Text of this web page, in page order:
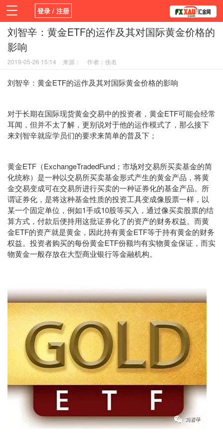
登录 / 注册
首页 新闻 观点 货币
学院
平台
刘智辛：黄金ETF的运作及其对国际黄金价格的
影响
2019-05-26 15:14 来源： 作者：佚名
刘智辛：黄金ETF的运作及其对国际黄金价格的影响
对于长期在国际现货黄金交易中的投资者，黄金ETF可能会经常
耳闻，但并不太了解，更别说对于他的运作模式了，那么接下
来刘智辛就应学员们的要求来简单的普及下；
黄金ETF（ExchangeTradedFund；市场对交易所买卖基金的简
化统称）是一种以交易所买卖基金形式产生的黄金产品，将黄
金交易变成可在交易所进行买卖的一种证券化的基金产品。所
谓证券化，是将这种基金性质的投资工具变成像股票一样，以
某一个固定单位，例如1手或10股等买入，通过像买卖股票的结
算方式，付款后便持用这批证券化了的资产的财务权益。而黄
金ETF的资产就是黄金，因此持有黄金ETF等于持有黄金的财务
权益。投资者购买的每份黄金ETF份额均有实物黄金保证，而实
物黄金一般存放在大型商业银行等金融机构。